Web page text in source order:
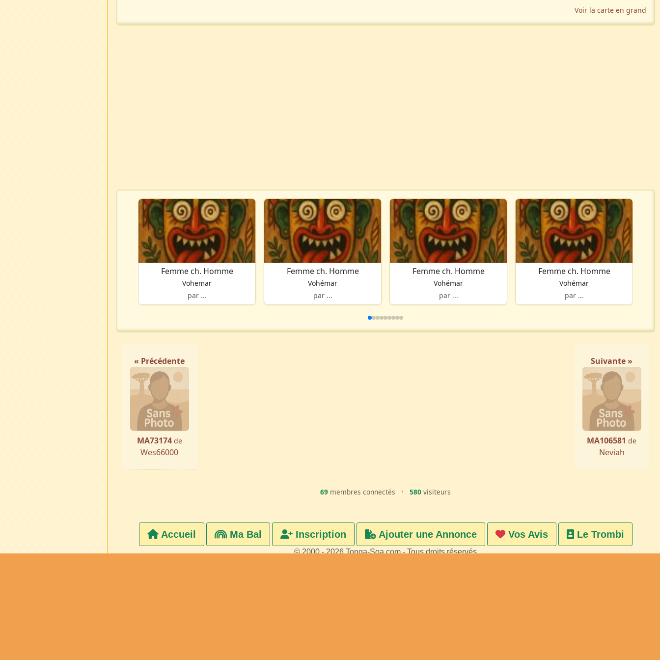
Voir la carte en grand
Femme ch. Homme
Vohemar
par ...
Femme ch. Homme
Vohémar
par ...
Femme ch. Homme
Vohémar
par ...
Femme ch. Homme
Vohémar
par ...
« Précédente
MA73174 de
Wes66000
Suivante »
MA106581 de
Neviah
69 membres connectés • 580 visiteurs
Accueil Ma Bal Inscription Ajouter une Annonce Vos Avis Le Trombi
© 2000 - 2026 Tonga-Soa.com - Tous droits réservés